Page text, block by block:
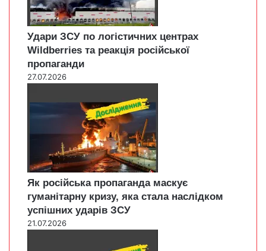
Удари ЗСУ по логістичних центрах
Wildberries та реакція російської
пропаганди
27.07.2026
Як російська пропаганда маскує
гуманітарну кризу, яка стала наслідком
успішних ударів ЗСУ
21.07.2026